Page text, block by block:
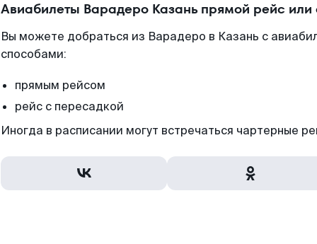
Авиабилеты Варадеро Казань прямой рейс
Вы можете добраться из Варадеро в Казань с
способами:
прямым рейсом
рейс с пересадкой
Иногда в расписании могут встречаться чартерные